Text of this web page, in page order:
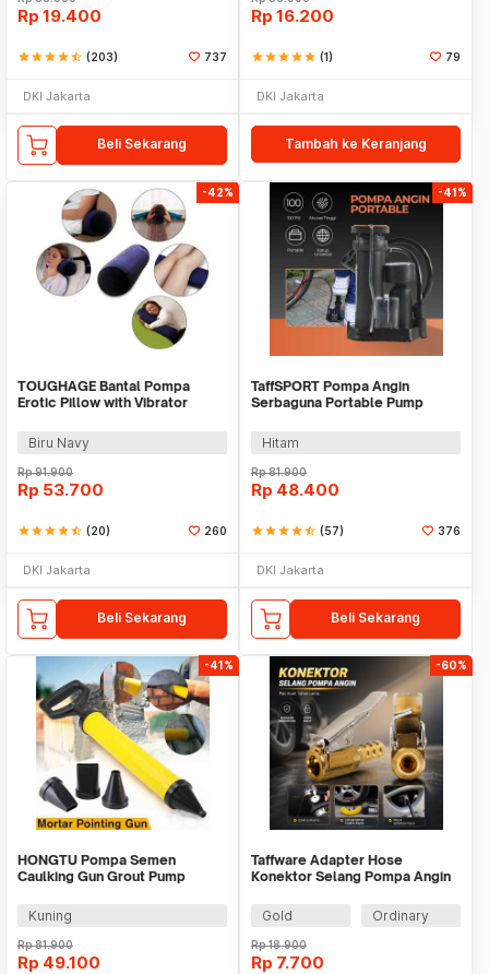
Rp 19.400
starstarstarstarstar_half (203) 737
DKI Jakarta
Beli Sekarang
Rp 16.200
starstarstarstarstar (1) 79
DKI Jakarta
Tambah ke Keranjang
-42%
TOUGHAGE Bantal Pompa
Erotic Pillow with Vibrator
Biru Navy
Rp91.900
Rp 53.700
starstarstarstarstar_half (20) 260
DKI Jakarta
Beli Sekarang
-41%
TaffSPORT Pompa Angin
Serbaguna Portable Pump
Hitam
Rp81.900
Rp 48.400
starstarstarstarstar_half (57) 376
DKI Jakarta
Beli Sekarang
-41%
HONGTU Pompa Semen
Caulking Gun Grout Pump
YU6Kuning
Rp81.900
Rp 49.100
-60%
Taffware Adapter Hose
Konektor Selang Pompa Angin
Gold
Ordinary
Rp18.900
Rp 7.700